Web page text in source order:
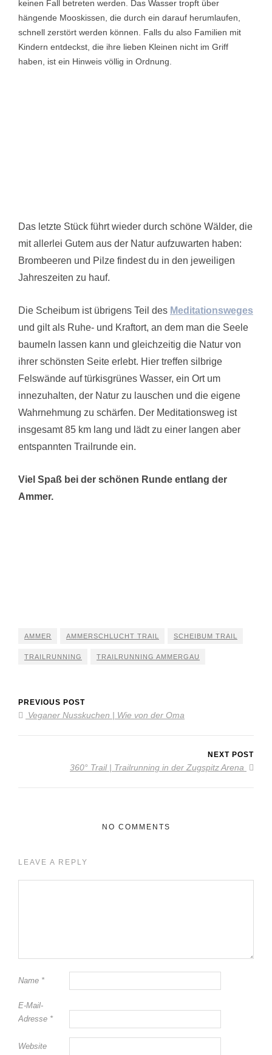
keinen Fall betreten werden. Das Wasser tropft über
hängende Mooskissen, die durch ein darauf herumlaufen,
schnell zerstört werden können. Falls du also Familien mit
Kindern entdeckst, die ihre lieben Kleinen nicht im Griff
haben, ist ein Hinweis völlig in Ordnung.
Das letzte Stück führt wieder durch schöne Wälder, die
mit allerlei Gutem aus der Natur aufzuwarten haben:
Brombeeren und Pilze findest du in den jeweiligen
Jahreszeiten zu hauf.
Die Scheibum ist übrigens Teil des Meditationsweges
und gilt als Ruhe- und Kraftort, an dem man die Seele
baumeln lassen kann und gleichzeitig die Natur von
ihrer schönsten Seite erlebt. Hier treffen silbrige
Felswände auf türkisgrünes Wasser, ein Ort um
innezuhalten, der Natur zu lauschen und die eigene
Wahrnehmung zu schärfen. Der Meditationsweg ist
insgesamt 85 km lang und lädt zu einer langen aber
entspannten Trailrunde ein.
Viel Spaß bei der schönen Runde entlang der
Ammer.
AMMER AMMERSCHLUCHT TRAIL SCHEIBUM TRAIL
TRAILRUNNING TRAILRUNNING AMMERGAU
PREVIOUS POST
Veganer Nusskuchen | Wie von der Oma
NEXT POST
360° Trail | Trailrunning in der Zugspitz Arena
NO COMMENTS
LEAVE A REPLY
Name *
E-Mail-
Adresse *
Website